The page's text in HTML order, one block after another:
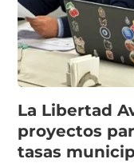
La Libertad
proyectos
tasas